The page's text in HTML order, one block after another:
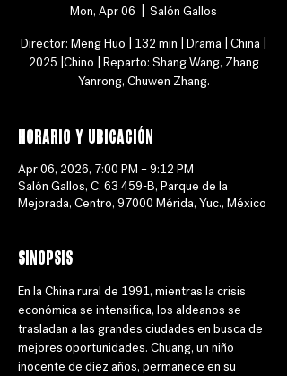
Mon, Apr 06
Salón Gallos
Director: Meng Huo | 132 min | Drama | China |
2025 |Chino | Reparto: Shang Wang, Zhang
Yanrong, Chuwen Zhang.
Horario y ubicación
Apr 06, 2026, 7:00 PM – 9:12 PM
Salón Gallos, C. 63 459-B, Parque de la
Mejorada, Centro, 97000 Mérida, Yuc., México
Sinopsis
En la China rural de 1991, mientras la crisis
económica se intensifica, los aldeanos se
trasladan a las grandes ciudades en busca de
mejores oportunidades. Chuang, un niño
inocente de diez años, permanece en su